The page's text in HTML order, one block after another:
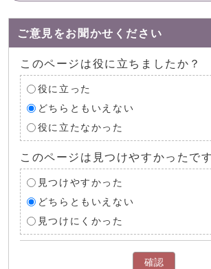
ご意見をお聞かせください
このページは役に立ちましたか？
役に立った
どちらともいえない
役に立たなかった
このページは見つけやすかったで
見つけやすかった
どちらともいえない
見つけにくかった
確認